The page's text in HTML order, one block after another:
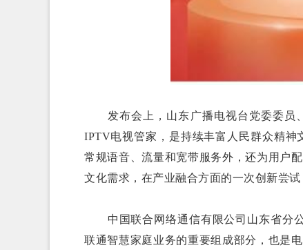
发布会上，山东广播电视台党委委员
IPTV电视管家，是持续丰富人民群众精神
常规语音、流量和宽带服务外，还为用户
文化需求，在产业融合方面的一次创新尝
中国联合网络通信有限公司山东省分公
联通智慧家庭业务的重要组成部分，也是